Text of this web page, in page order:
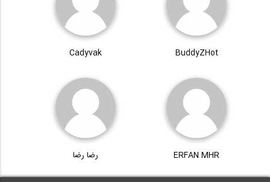
سری بازسازی و نوسازی اصولی خانه توسط...
سری بازسازی و نوسازی اصولی خانه توسط...
BuddyZHot
Cadyvak
ERFAN MHR رضا رضا